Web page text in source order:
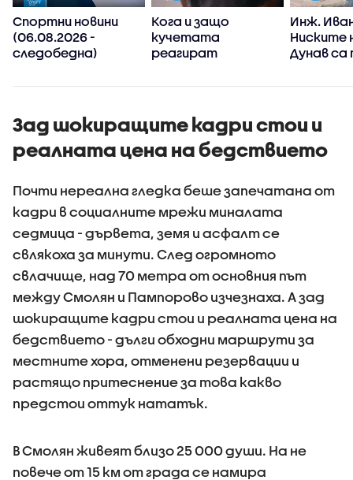
Спортни новини
(06.08.2026 -
следобедна)
Кога и защо
кучетата
реагират
Инж.
Ниските
Дунав са
промени,
Зад шокиращите кадри стои и
реалната цена на бедствието
Почти нереална гледка беше запечатана от
кадри в социалните мрежи миналата
седмица - дървета, земя и асфалт се
свлякоха за минути. След огромното
свлачище, над 70 метра от основния път
между Смолян и Пампорово изчезнаха. А зад
шокиращите кадри стои и реалната цена на
бедствието - дълги обходни маршрути за
местните хора, отменени резервации и
растящо притеснение за това какво
предстои оттук нататък.
В Смолян живеят близо 25 000 души. На не
повече от 15 км от града се намира